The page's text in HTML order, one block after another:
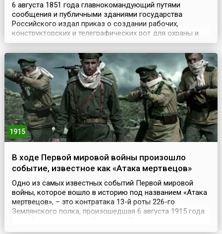
6 августа 1851 года главнокомандующий путями
сообщения и публичными зданиями государства
Российского издал приказ о создании рабочих,
конструкторских и телеграфических рот для охраны и
эксплуатации Санкт-Петербурго-Московской железной
дороги. Они впоследствии и стали основой
железнодорожных войск России. Изначально было
сформировано 14 отдельных военно-рабочих, две
кондукторские и одна телегра...
1915
В ходе Первой мировой войны произошло
событие, известное как «Атака мертвецов»
Одно из самых известных событий Первой мировой
войны, которое вошло в историю под названием «Атака
мертвецов», – это контратака 13-й роты 226-го
Землянского полка, произошедшая 6 августа 1915 года
когда при отражении немецкой газовой атаки около